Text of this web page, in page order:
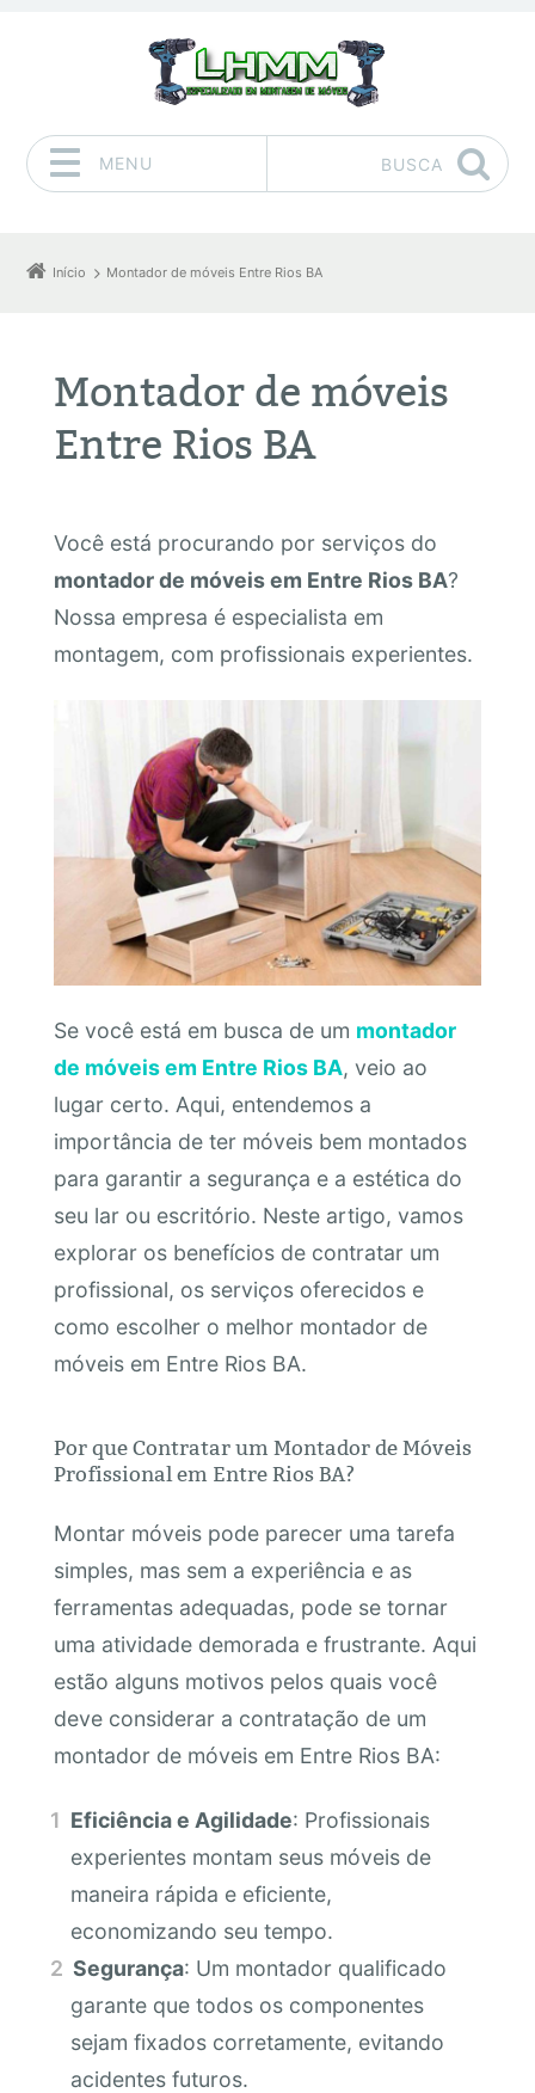
MENU BUSCA
Início Montador de móveis Entre Rios BA
Montador de móveis
Entre Rios BA
Você está procurando por serviços do
montador de móveis em Entre Rios BA?
Nossa empresa é especialista em
montagem, com profissionais experientes.
Se você está em busca de um montador
de móveis em Entre Rios BA, veio ao
lugar certo. Aqui, entendemos a
importância de ter móveis bem montados
para garantir a segurança e a estética do
seu lar ou escritório. Neste artigo, vamos
explorar os benefícios de contratar um
profissional, os serviços oferecidos e
como escolher o melhor montador de
móveis em Entre Rios BA.
Por que Contratar um Montador de Móveis
Profissional em Entre Rios BA?
Montar móveis pode parecer uma tarefa
simples, mas sem a experiência e as
ferramentas adequadas, pode se tornar
uma atividade demorada e frustrante. Aqui
estão alguns motivos pelos quais você
deve considerar a contratação de um
montador de móveis em Entre Rios BA:
Eficiência e Agilidade: Profissionais
experientes montam seus móveis de
maneira rápida e eficiente,
economizando seu tempo.
Segurança: Um montador qualificado
garante que todos os componentes
sejam fixados corretamente, evitando
acidentes futuros.